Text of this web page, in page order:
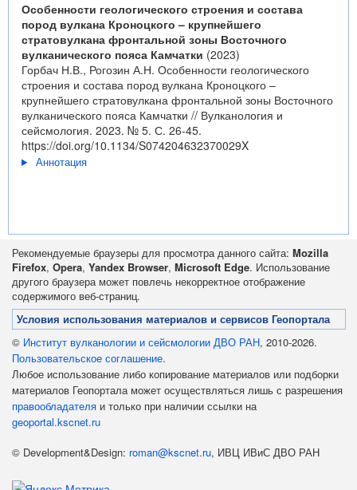
Особенности геологического строения и состава
пород вулкана Кроноцкого – крупнейшего
стратовулкана фронтальной зоны Восточного
вулканического пояса Камчатки (2023)
Горбач Н.В., Рогозин А.Н. Особенности геологического
строения и состава пород вулкана Кроноцкого –
крупнейшего стратовулкана фронтальной зоны Восточного
вулканического пояса Камчатки // Вулканология и
сейсмология. 2023. № 5. С. 26-45.
https://doi.org/10.1134/S074204632370029X
Аннотация
Рекомендуемые браузеры для просмотра данного сайта: Mozilla
Firefox, Opera, Yandex Browser, Microsoft Edge. Использование
другого браузера может повлечь некорректное отображение
содержимого веб-страниц.
Условия использования материалов и сервисов Геопортала
© Институт вулканологии и сейсмологии ДВО РАН, 2010-2026.
Пользовательское соглашение.
Любое использование либо копирование материалов или подборки
материалов Геопортала может осуществляться лишь с разрешения
правообладателя и только при наличии ссылки на
geoportal.kscnet.ru
© Development&Design: roman@kscnet.ru, ИВЦ ИВиС ДВО РАН